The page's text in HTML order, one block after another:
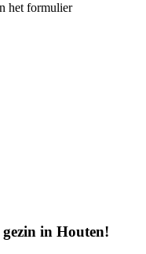
het formulier
gezin in Houten!